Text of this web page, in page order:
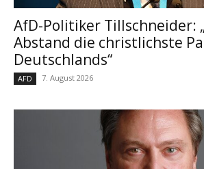
AfD-Politiker Tillschneider:
Abstand die christlichste
Deutschlands“
AFD 7. August 2026